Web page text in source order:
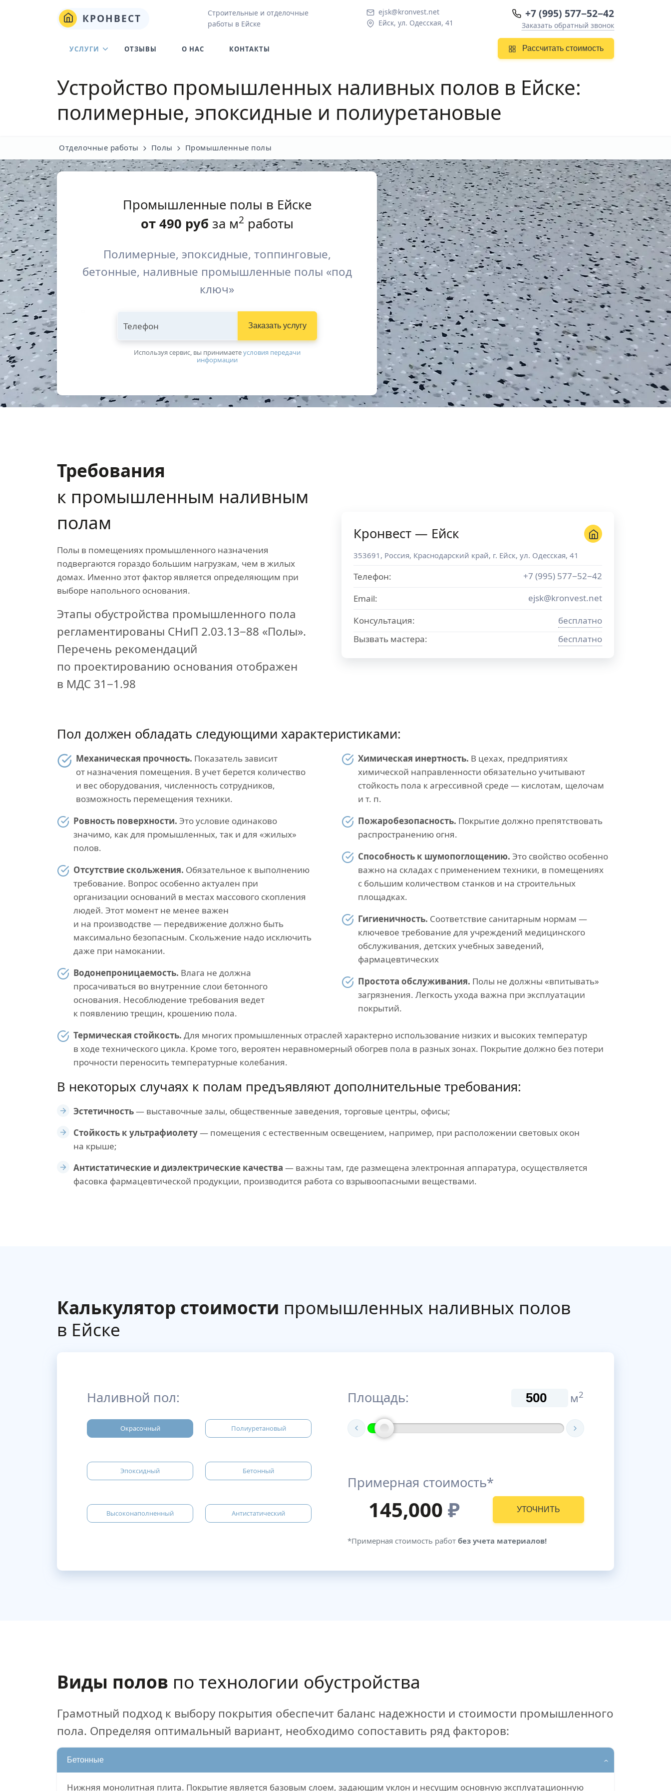
КРОНВЕСТ
Строительные и отделочные
работы в Ейске
ejsk@kronvest.net
Ейск, ул. Одесская, 41
+7 (995) 577−52−42
Заказать обратный звонок
Рассчитать стоимость
УСЛУГИ ОТЗЫВЫ О НАС КОНТАКТЫ
Устройство промышленных наливных полов в Ейске:
полимерные, эпоксидные и полиуретановые
Отделочные работы Полы Промышленные полы
Промышленные полы в Ейске
от 490 руб за м2 работы
Полимерные, эпоксидные, топпинговые,
бетонные, наливные промышленные полы «под
ключ»
Телефон Заказать услугу
Используя сервис, вы принимаетeусловия передачи
информации
Требования
к промышленным наливным
полам
Полы в помещениях промышленного назначения
подвергаются гораздо большим нагрузкам, чем в жилых
домах. Именно этот фактор является определяющим при
выборе напольного основания.
Этапы обустройства промышленного пола
регламентированы СНиП 2.03.13−88 «Полы».
Перечень рекомендаций
по проектированию основания отображен
в МДС 31−1.98
Кронвест — Ейск
353691 , Россия, Краснодарский край, г. Ейск, ул. Одесская, 41
Телефон:
+7 (995) 577−52−42
Email:
ejsk@kronvest.net
Консультация:
бесплатно
Вызвать мастера:
бесплатно
Пол должен обладать следующими характеристиками:
Механическая прочность. Показатель зависит
от назначения помещения. В учет берется количество
и вес оборудования, численность сотрудников,
возможность перемещения техники.
Ровность поверхности. Это условие одинаково
значимо, как для промышленных, так и для «жилых»
полов.
Отсутствие скольжения. Обязательное к выполнению
требование. Вопрос особенно актуален при
организации оснований в местах массового скопления
людей. Этот момент не менее важен
и на производстве — передвижение должно быть
максимально безопасным. Скольжение надо исключить
даже при намокании.
Водонепроницаемость. Влага не должна
просачиваться во внутренние слои бетонного
основания. Несоблюдение требования ведет
к появлению трещин, крошению пола.
Химическая инертность. В цехах, предприятиях
химической направленности обязательно учитывают
стойкость пола к агрессивной среде — кислотам, щелочам
и т. п.
Пожаробезопасность. Покрытие должно препятствовать
распространению огня.
Способность к шумопоглощению. Это свойство особенно
важно на складах с применением техники, в помещениях
с большим количеством станков и на строительных
площадках.
Гигиеничность. Соответствие санитарным нормам —
ключевое требование для учреждений медицинского
обслуживания, детских учебных заведений,
фармацевтических
Простота обслуживания. Полы не должны «впитывать»
загрязнения. Легкость ухода важна при эксплуатации
покрытий.
Термическая стойкость. Для многих промышленных отраслей характерно использование низких и высоких температур
в ходе технического цикла. Кроме того, вероятен неравномерный обогрев пола в разных зонах. Покрытие должно без потери
прочности переносить температурные колебания.
В некоторых случаях к полам предъявляют дополнительные требования:
Эстетичность— выставочные залы, общественные заведения, торговые центры, офисы;
Стойкость к ультрафиолету— помещения с естественным освещением, например, при расположении световых окон
на крыше;
Антистатические и диэлектрические качества — важны там, где размещена электронная аппаратура, осуществляется
фасовка фармацевтической продукции, производится работа со взрывоопасными веществами.
Калькулятор стоимости промышленных наливных полов
в Ейске
Наливной пол:
Окрасочный Полиуретановый
Эпоксидный Бетонный
Высоконаполненный Антистатический
Площадь: м2
Примерная стоимость*
145,000 ₽ УТОЧНИТЬ
*Примерная стоимость работ без учета материалов!
Виды полов по технологии обустройства
Грамотный подход к выбору покрытия обеспечит баланс надежности и стоимости промышленного
пола. Определяя оптимальный вариант, необходимо сопоставить ряд факторов:
Бетонные
Нижняя монолитная плита. Покрытие является базовым слоем, задающим уклон и несущим основную эксплуатационную